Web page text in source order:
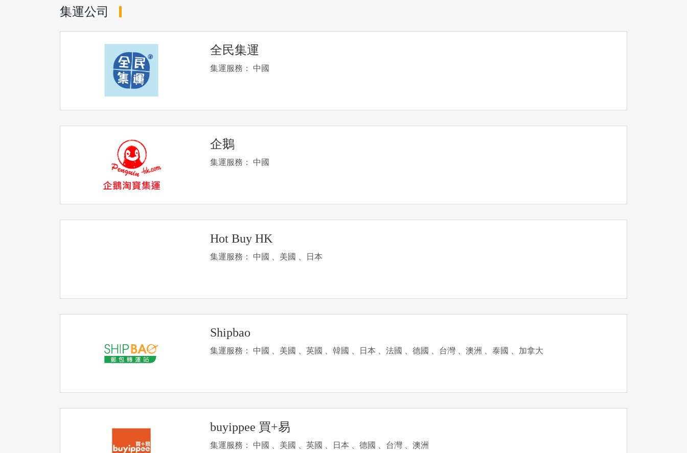
集運公司
全民集運
集運服務： 中國
企鵝
集運服務： 中國
Hot Buy HK
集運服務： 中國 、美國 、日本
Shipbao
集運服務： 中國 、美國 、英國 、韓國 、日本 、法國 、德國 、台灣 、澳洲 、泰國 、加拿大
buyippee 買+易
集運服務： 中國 、美國 、英國 、日本 、德國 、台灣 、澳洲